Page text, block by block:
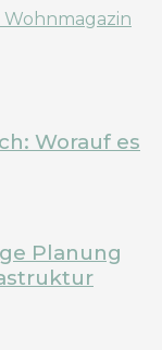
Worauf es
Planung